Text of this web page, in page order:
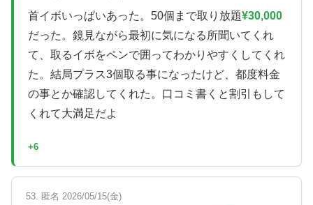
首イボいっぱいあった。50個まで取り放題¥30,000
だった。鏡見ながら最初に気になる所聞いてくれ
て、取るイボをペンで囲ってわかりやすくしてくれ
た。結局プラス3個取る事になったけど、都度料金
の事とか確認してくれた。口コミ書くと割引もして
くれて大満足だよ
+6
53. 匿名 2026/05/15(金)